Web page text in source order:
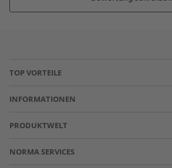
TOP VORTEILE
INFORMATIONEN
PRODUKTWELT
NORMA SERVICES